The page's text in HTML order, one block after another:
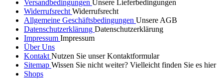
Versandbedingungen Unsere Lieferbedingungen
Widerrufsrecht Widerrufsrecht
Allgemeine Geschäftsbedingungen Unsere AGB
Datenschutzerklärung Datenschutzerklärung
Impressum Impressum
Über Uns
Kontakt Nutzen Sie unser Kontaktformular
Sitemap Wissen Sie nicht weiter? Vielleicht finden Sie es hier
Shops